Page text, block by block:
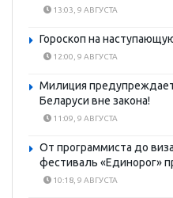
13:03, 9 АВГУСТА
Гороскоп на
12:00, 9 АВГУСТА
Милиция
Беларуси вне закона!
11:09, 9 АВГУСТА
От программиста до
фестиваль «Единорог»
10:18, 9 АВГУСТА